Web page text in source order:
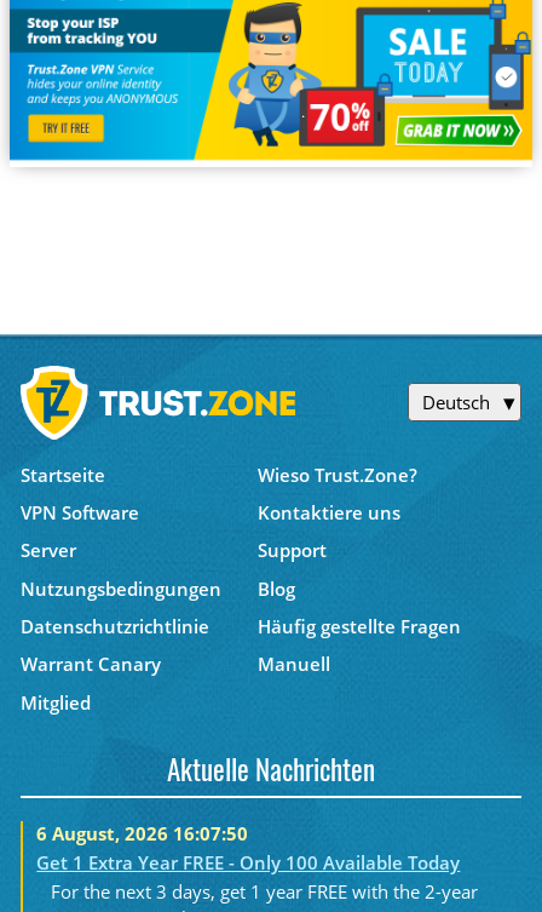
Deutsch
Startseite
Wieso Trust.Zone?
VPN Software
Kontaktiere uns
Server
Support
Nutzungsbedingungen
Blog
Datenschutzrichtlinie
Häufig gestellte Fragen
Warrant Canary
Manuell
Mitglied
Aktuelle Nachrichten
6 August, 2026 16:07:50
Get 1 Extra Year FREE - Only 100 Available Today
For the next 3 days, get 1 year FREE with the 2-year